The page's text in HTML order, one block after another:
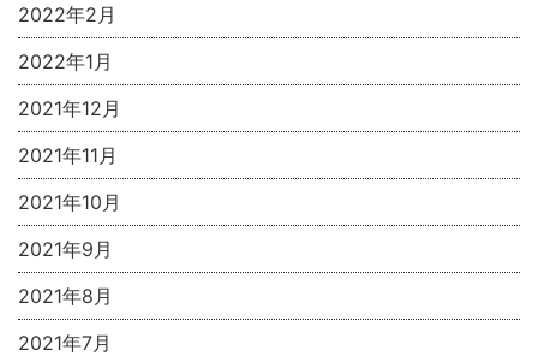
2022年2月
2022年1月
2021年12月
2021年11月
2021年10月
2021年9月
2021年8月
2021年7月